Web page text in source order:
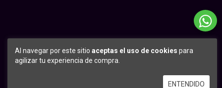
Al navegar por este sitio aceptas el uso de cookies para
agilizar tu experiencia de compra.
ENTENDIDO